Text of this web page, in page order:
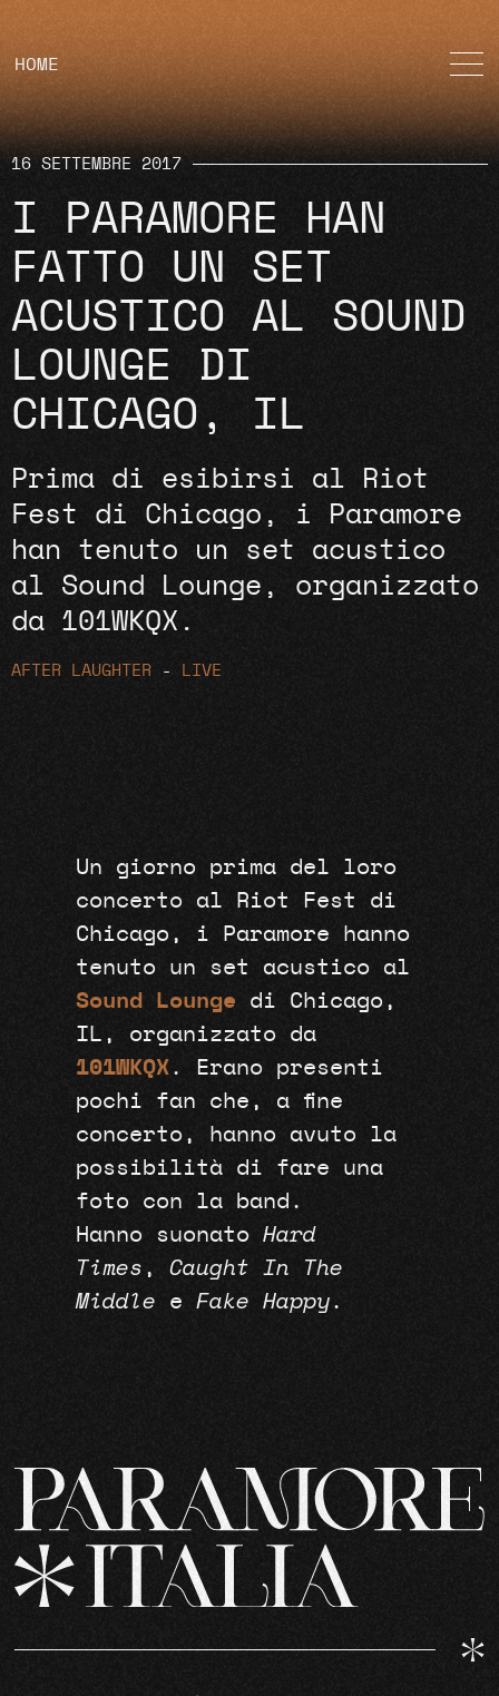
HOME
16 SETTEMBRE 2017
I PARAMORE HAN
FATTO UN SET
ACUSTICO AL SOUND
LOUNGE DI
CHICAGO, IL
Prima di esibirsi al Riot
Fest di Chicago, i Paramore
han tenuto un set acustico
al Sound Lounge, organizzato
da 101WKQX.
AFTER LAUGHTER - LIVE
Un giorno prima del loro
concerto al Riot Fest di
Chicago, i Paramore hanno
tenuto un set acustico al
Sound Lounge di Chicago,
IL, organizzato da
101WKQX . Erano presenti
pochi fan che, a fine
concerto, hanno avuto la
possibilità di fare una
foto con la band.
Hanno suonatoHard
Times ,Caught In The
Middle eFake Happy .